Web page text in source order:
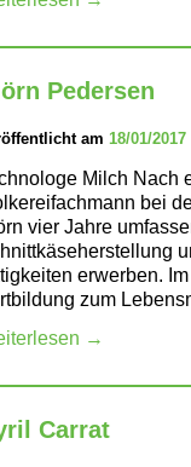
Pedersen
am 18/01/2017
Milch Nach
bei
vier Jahre
erwerben.
zum
→
Carrat